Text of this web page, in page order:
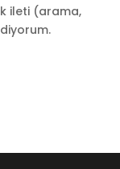
ileti (arama,